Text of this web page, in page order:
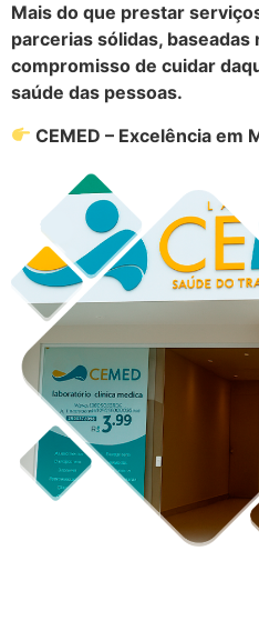
Mais do que prestar
parcerias sólidas, baseadas
compromisso de cuidar
saúde das pessoas.
CEMED – Excelência em